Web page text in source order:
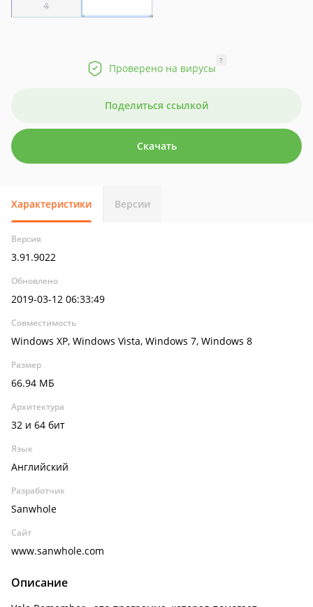
Проверено на вирусы
?
Поделиться ссылкой
Скачать
Характеристики Версии
Версия
3.91.9022
Обновлено
2019-03-12 06:33:49
Совместимость
Windows XP, Windows Vista, Windows 7, Windows 8
Размер
66.94 МБ
Архитектура
32 и 64 бит
Язык
Английский
Разработчик
Sanwhole
Сайт
www.sanwhole.com
Описание